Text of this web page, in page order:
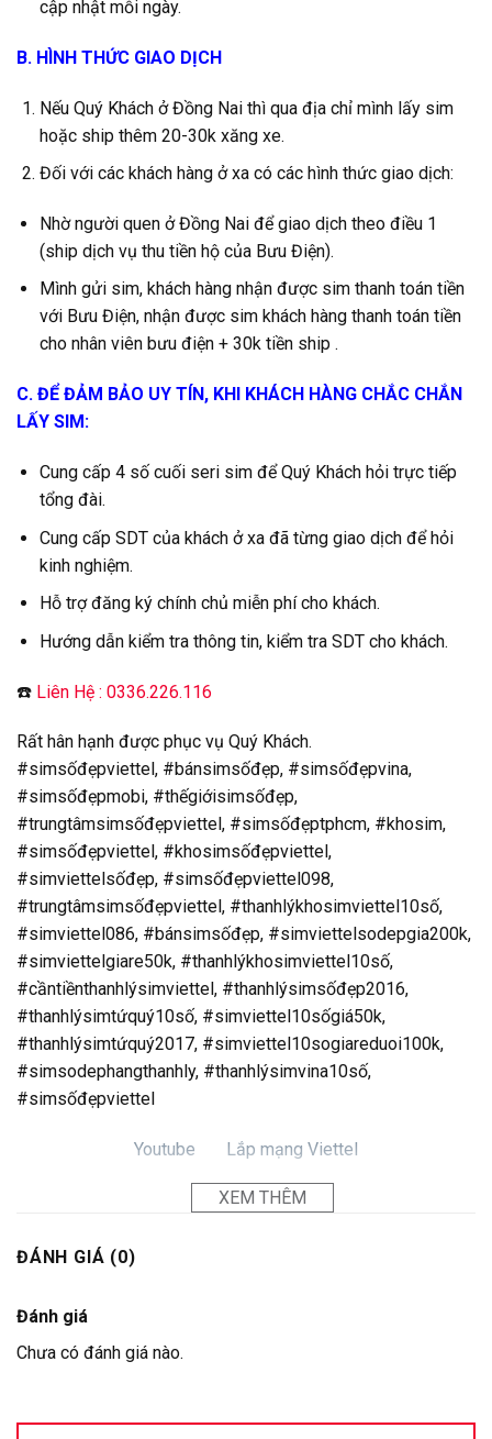
cập nhật mỗi ngày.
B. HÌNH THỨC GIAO DỊCH
Nếu Quý Khách ở Đồng Nai thì qua địa chỉ mình lấy sim
hoặc ship thêm 20-30k xăng xe.
Đối với các khách hàng ở xa có các hình thức giao dịch:
Nhờ người quen ở Đồng Nai để giao dịch theo điều 1
(ship dịch vụ thu tiền hộ của Bưu Điện).
Mình gửi sim, khách hàng nhận được sim thanh toán tiền
với Bưu Điện, nhận được sim khách hàng thanh toán tiền
cho nhân viên bưu điện + 30k tiền ship .
C. ĐỂ ĐẢM BẢO UY TÍN, KHI KHÁCH HÀNG CHẮC CHẮN
LẤY SIM:
Cung cấp 4 số cuối seri sim để Quý Khách hỏi trực tiếp
tổng đài.
Cung cấp SDT của khách ở xa đã từng giao dịch để hỏi
kinh nghiệm.
Hỗ trợ đăng ký chính chủ miễn phí cho khách.
Hướng dẫn kiểm tra thông tin, kiểm tra SDT cho khách.
☎️ Liên Hệ : 0336.226.116
Rất hân hạnh được phục vụ Quý Khách.
#simsốđẹpviettel, #bánsimsốđẹp, #simsốđẹpvina,
#simsốđẹpmobi, #thếgiớisimsốđẹp,
#trungtâmsimsốđẹpviettel, #simsốđẹptphcm, #khosim,
#simsốđẹpviettel, #khosimsốđẹpviettel,
#simviettelsốđẹp, #simsốđẹpviettel098,
#trungtâmsimsốđẹpviettel, #thanhlýkhosimviettel10số,
#simviettel086, #bánsimsốđẹp, #simviettelsodepgia200k,
#simviettelgiare50k, #thanhlýkhosimviettel10số,
#cầntiềnthanhlýsimviettel, #thanhlýsimsốđẹp2016,
#thanhlýsimtứquý10số, #simviettel10sốgiá50k,
#thanhlýsimtứquý2017, #simviettel10sogiareduoi100k,
#simsodephangthanhly, #thanhlýsimvina10số,
#simsốđẹpviettel
Youtube Lắp mạng Viettel
XEM THÊM
ĐÁNH GIÁ (0)
Đánh giá
Chưa có đánh giá nào.